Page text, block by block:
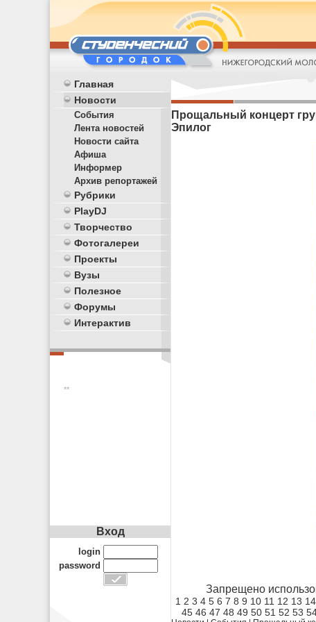
Главная
Новости
События
Лента новостей
Новости сайта
Афиша
Информер
Архив репортажей
Рубрики
PlayDJ
Творчество
Фотогалереи
Проекты
Вузы
Полезное
Форумы
Интерактив
**
Прощальный концерт
Эпилог
Запрещено
1 2 3 4 5 6 7 8 9 10 11 12 13 14
45 46 47 48 49 50 51 52 53
Вход
login
password